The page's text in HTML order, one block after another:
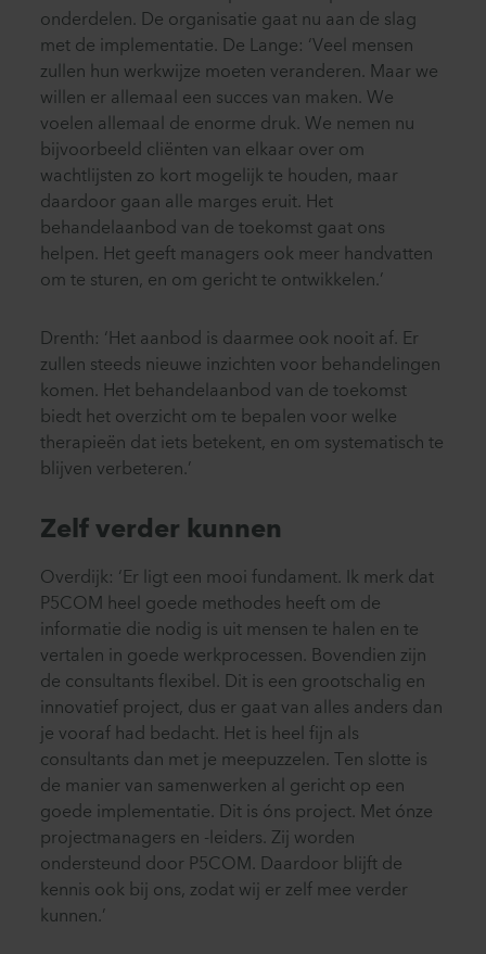
onderdelen. De organisatie gaat nu aan de slag
met de implementatie. De Lange: ‘Veel mensen
zullen hun werkwijze moeten veranderen. Maar we
willen er allemaal een succes van maken. We
voelen allemaal de enorme druk. We nemen nu
bijvoorbeeld cliënten van elkaar over om
wachtlijsten zo kort mogelijk te houden, maar
daardoor gaan alle marges eruit. Het
behandelaanbod van de toekomst gaat ons
helpen. Het geeft managers ook meer handvatten
om te sturen, en om gericht te ontwikkelen.’
Drenth: ‘Het aanbod is daarmee ook nooit af. Er
zullen steeds nieuwe inzichten voor behandelingen
komen. Het behandelaanbod van de toekomst
biedt het overzicht om te bepalen voor welke
therapieën dat iets betekent, en om systematisch te
blijven verbeteren.’
Zelf verder kunnen
Overdijk: ‘Er ligt een mooi fundament. Ik merk dat
P5COM heel goede methodes heeft om de
informatie die nodig is uit mensen te halen en te
vertalen in goede werkprocessen. Bovendien zijn
de consultants flexibel. Dit is een grootschalig en
innovatief project, dus er gaat van alles anders dan
je vooraf had bedacht. Het is heel fijn als
consultants dan met je meepuzzelen. Ten slotte is
de manier van samenwerken al gericht op een
goede implementatie. Dit is óns project. Met ónze
projectmanagers en -leiders. Zij worden
ondersteund door P5COM. Daardoor blijft de
kennis ook bij ons, zodat wij er zelf mee verder
kunnen.’